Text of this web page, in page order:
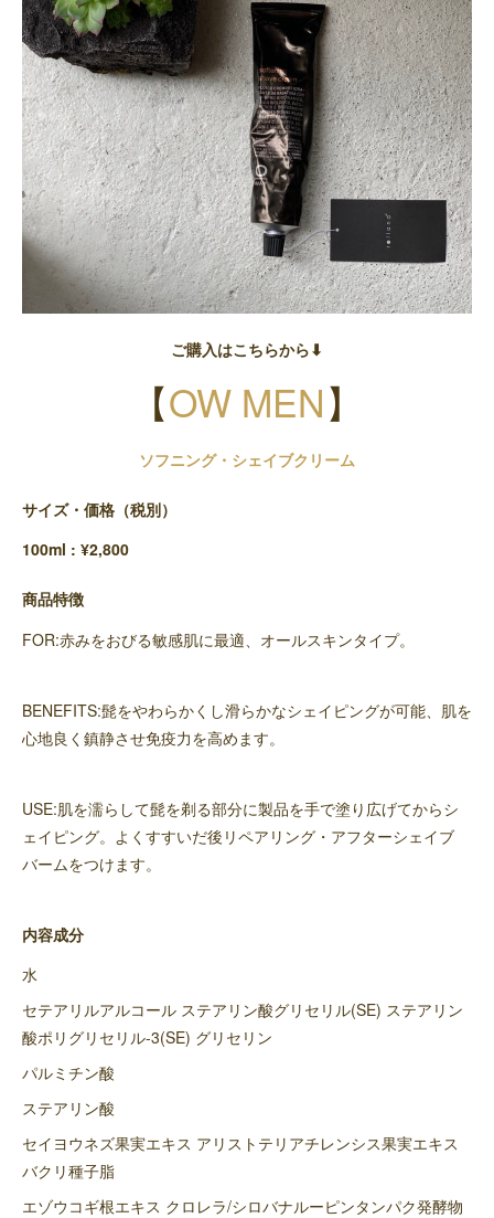
ご購入はこちらから⬇︎
【OW MEN】
ソフニング・シェイブクリーム
サイズ・価格（税別）
100ml : ¥2,800
商品特徴
FOR:赤みをおびる敏感肌に最適、オールスキンタイプ。
BENEFITS:髭をやわらかくし滑らかなシェイピングが可能、肌を
心地良く鎮静させ免疫力を高めます。
USE:肌を濡らして髭を剃る部分に製品を手で塗り広げてからシ
ェイピング。よくすすいだ後リペアリング・アフターシェイブ
バームをつけます。
内容成分
水
セテアリルアルコール ステアリン酸グリセリル(SE) ステアリン
酸ポリグリセリル-3(SE) グリセリン
パルミチン酸
ステアリン酸
セイヨウネズ果実エキス アリストテリアチレンシス果実エキス
バクリ種子脂
エゾウコギ根エキス クロレラ/シロバナルーピンタンパク発酵物